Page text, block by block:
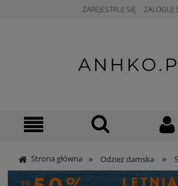
ZAREJESTRUJ SIĘ ZALOGUJ
Strona główna » Odzież damska »